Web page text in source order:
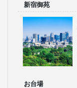
新宿御苑
お台場